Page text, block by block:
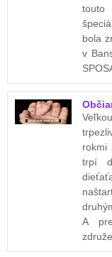
touto
bola
v
rokmi
trpí
A